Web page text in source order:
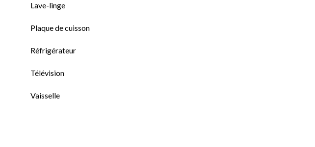
Lave-linge
Plaque de cuisson
Réfrigérateur
Télévision
Vaisselle